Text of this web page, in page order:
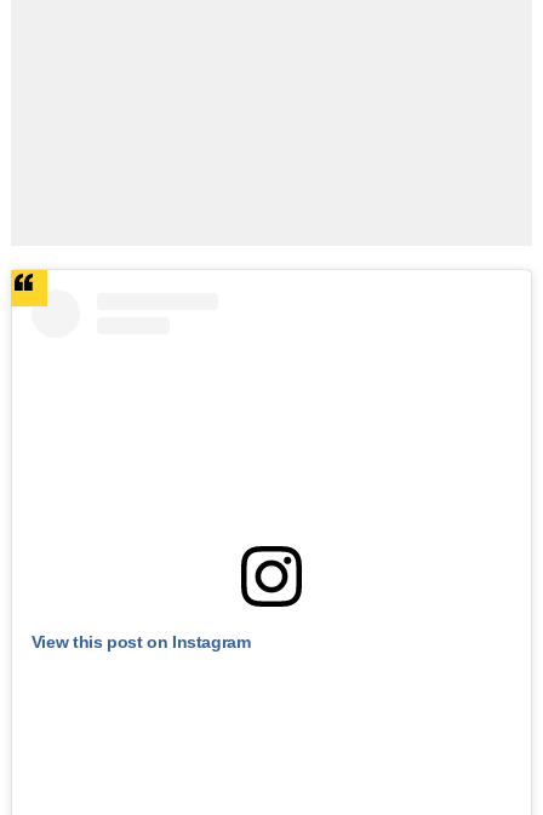
View this post on Instagram